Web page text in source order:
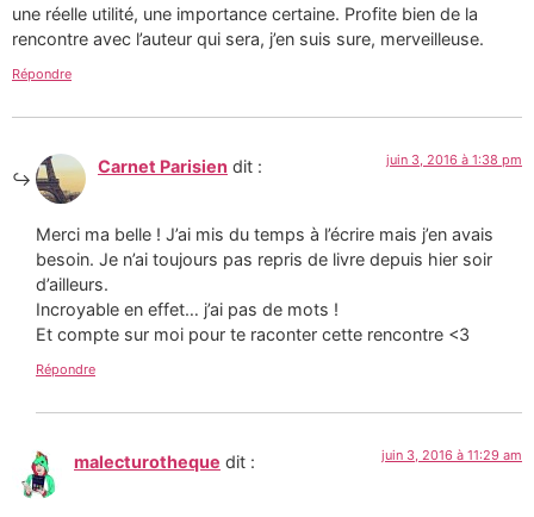
une réelle utilité, une importance certaine. Profite bien de la
rencontre avec l’auteur qui sera, j’en suis sure, merveilleuse.
Répondre
Carnet Parisien dit : juin 3, 2016 à 1:38 pm
Merci ma belle ! J’ai mis du temps à l’écrire mais j’en avais
besoin. Je n’ai toujours pas repris de livre depuis hier soir
d’ailleurs.
Incroyable en effet… j’ai pas de mots !
Et compte sur moi pour te raconter cette rencontre <3
Répondre
malecturotheque dit : juin 3, 2016 à 11:29 am